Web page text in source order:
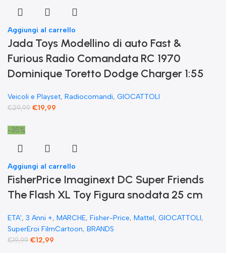
Aggiungi al carrello
Jada Toys Modellino di auto Fast &
Furious Radio Comandata RC 1970
Dominique Toretto Dodge Charger 1:55
Veicoli e Playset, Radiocomandi, GIOCATTOLI
€29,99 €19,99
-35%
Aggiungi al carrello
FisherPrice Imaginext DC Super Friends
The Flash XL Toy Figura snodata 25 cm
ETA', 3 Anni +, MARCHE, Fisher-Price, Mattel, GIOCATTOLI,
SuperEroi FilmCartoon, BRANDS
€19,99 €12,99